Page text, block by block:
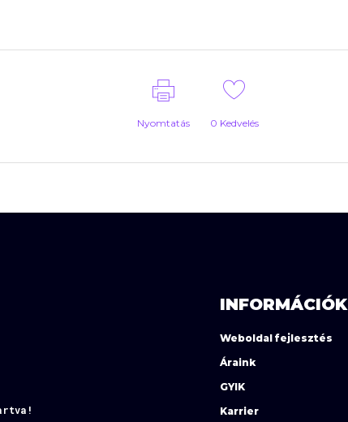
Nyomtatás 0 Kedvelés
INFORMÁCIÓK
Weboldal fejlesztés
Áraink
GYIK
Karrier